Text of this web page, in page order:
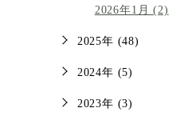
2026年1月 (2)
2025年 (48)
2024年 (5)
2023年 (3)